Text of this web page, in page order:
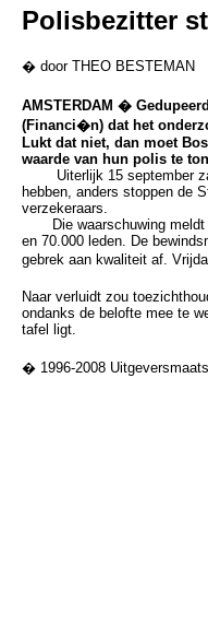
Polisbezitter
� door THEO BESTEMAN
AMSTERDAM �
(Financi�n) dat het
Lukt dat niet, dan moet
waarde van hun polis te
Uiterlijk 15 september zal
hebben, anders stoppen de
verzekeraars.
Die waarschuwing meldt
en 70.000 leden. De
gebrek aan kwaliteit af.
Naar verluidt zou
ondanks de belofte mee te
tafel ligt.
� 1996-2008